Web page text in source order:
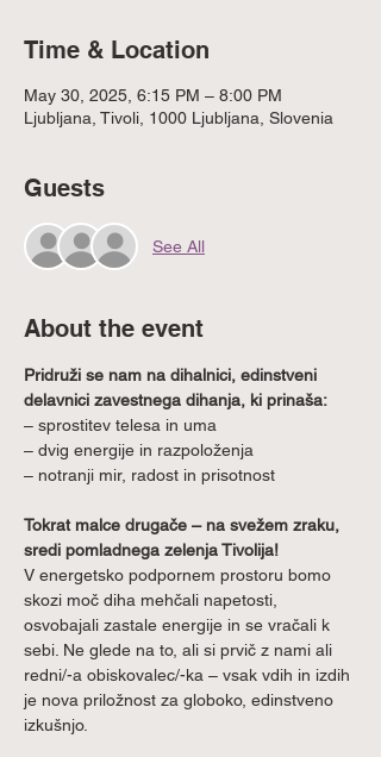
Time & Location
May 30, 2025, 6:15 PM – 8:00 PM
Ljubljana, Tivoli, 1000 Ljubljana, Slovenia
Guests
See All
About the event
Pridruži se nam na dihalnici, edinstveni
delavnici zavestnega dihanja, ki prinaša:
– sprostitev telesa in uma
– dvig energije in razpoloženja
– notranji mir, radost in prisotnost
Tokrat malce drugače – na svežem zraku,
sredi pomladnega zelenja Tivolija!
V energetsko podpornem prostoru bomo
skozi moč diha mehčali napetosti,
osvobajali zastale energije in se vračali k
sebi. Ne glede na to, ali si prvič z nami ali
redni/-a obiskovalec/-ka – vsak vdih in izdih
je nova priložnost za globoko, edinstveno
izkušnjo.